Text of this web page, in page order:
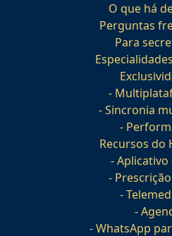
O que há
Perguntas
Para
-
- Sincronia
-
Recursos do
-
-
-
-
- WhatsApp